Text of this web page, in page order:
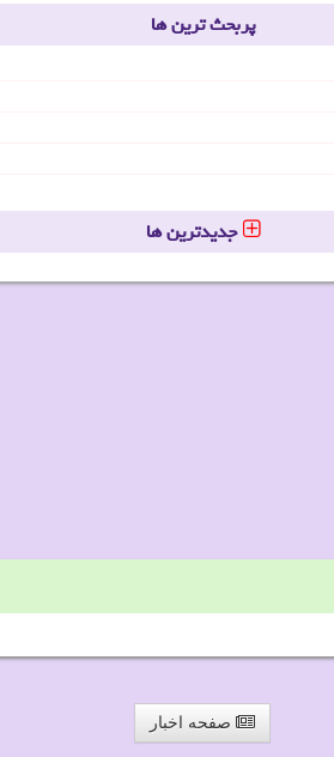
پربحث ترین ها
جدیدترین ها
صفحه اخبار